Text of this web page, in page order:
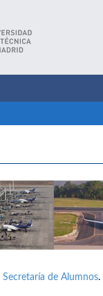
Secretaría de Alumnos.